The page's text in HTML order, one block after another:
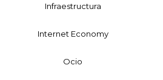
Infraestructura
Internet Economy
Ocio